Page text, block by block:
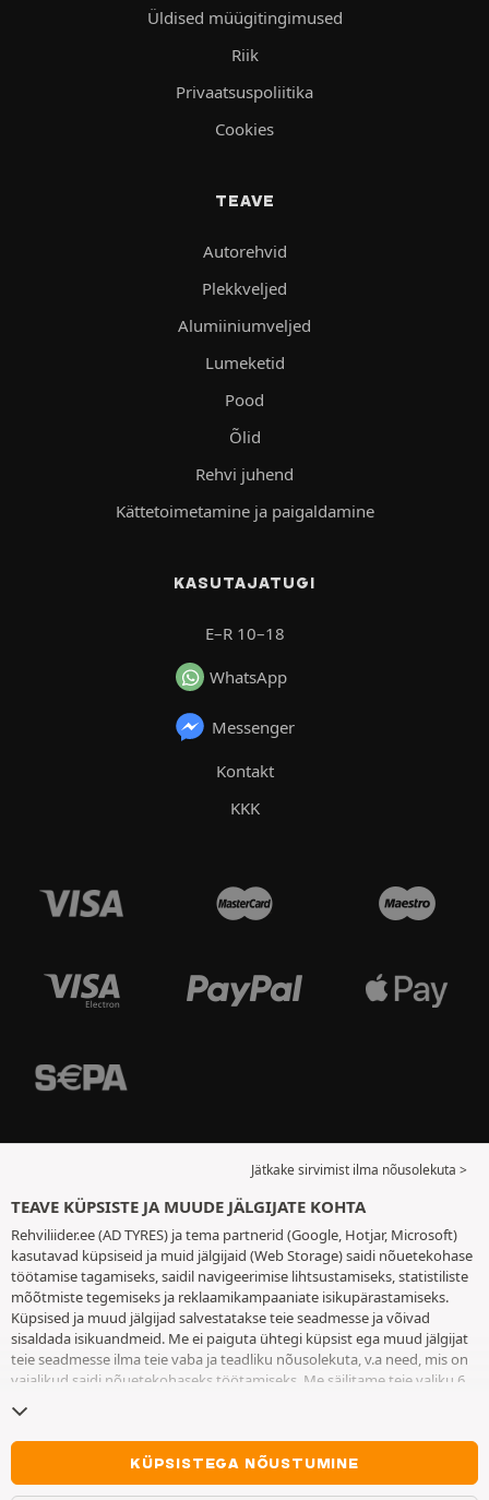
Üldised müügitingimused
Riik
Privaatsuspoliitika
Cookies
TEAVE
Autorehvid
Plekkveljed
Alumiiniumveljed
Lumeketid
Pood
Õlid
Rehvi juhend
Kättetoimetamine ja paigaldamine
KASUTAJATUGI
E–R 10–18
WhatsApp
Messenger
Kontakt
KKK
Jätkake sirvimist ilma nõusolekuta >
TEAVE KÜPSISTE JA MUUDE JÄLGIJATE KOHTA
Rehviliider.ee (AD TYRES) ja tema partnerid (Google, Hotjar, Microsoft)
kasutavad küpsiseid ja muid jälgijaid (Web Storage) saidi nõuetekohase
töötamise tagamiseks, saidil navigeerimise lihtsustamiseks, statistiliste
mõõtmiste tegemiseks ja reklaamikampaaniate isikupärastamiseks.
Küpsised ja muud jälgijad salvestatakse teie seadmesse ja võivad
sisaldada isikuandmeid. Me ei paiguta ühtegi küpsist ega muud jälgijat
teie seadmesse ilma teie vaba ja teadliku nõusolekuta, v.a need, mis on
vajalikud saidi nõuetekohaseks töötamiseks. Me säilitame teie valiku 6
muude jälgijate lehele
nõusolekut küpsiste ja muude jälgijate teie seadmesse paigutamiseks.
Keeldumine ei takista juurdepääsu teenustele AD TYRES. Lisateabe
saamiseks vaadakeküpsiste ja muude jälgijate lehte.
KÜPSISTEGA NÕUSTUMINE